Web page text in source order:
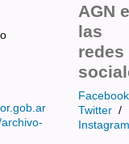
AGN
las
redes
Facebook
Twitter /
Instagram